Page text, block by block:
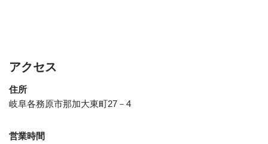
アクセス
住所
岐阜各務原市那加大東町27－4
営業時間